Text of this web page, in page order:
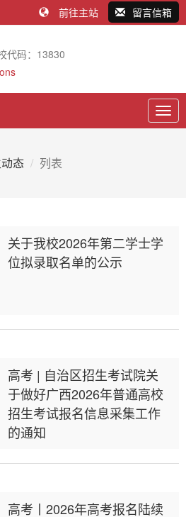
前往主站 留言信箱
代码：13830
态 列表
关于我校2026年第二学士学
位拟录取名单的公示
高考 | 自治区招生考试院关
于做好广西2026年普通高校
招生考试报名信息采集工作
的通知
高考丨2026年高考报名陆续